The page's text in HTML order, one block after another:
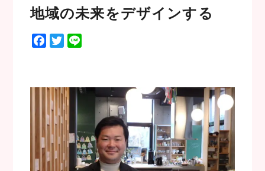
地域の未来をデザインする
F
b
o
o
T
t
e